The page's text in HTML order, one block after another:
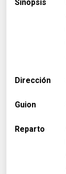
Sinopsis
Dirección
Guion
Reparto